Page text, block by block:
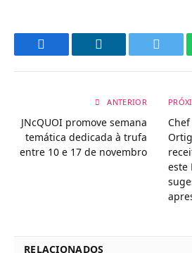
ANTERIOR
JNcQUOI promove semana
temática dedicada à trufa
entre 10 e 17 de novembro
este
RELACIONADOS